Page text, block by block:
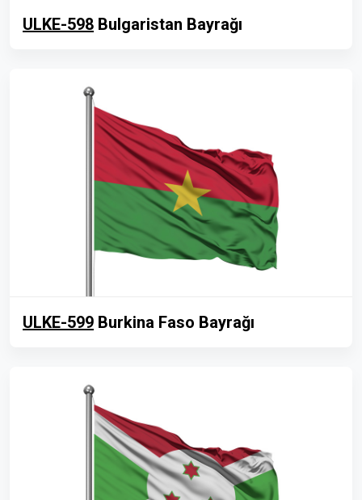
ULKE-598 Bulgaristan Bayrağı
ULKE-599 Burkina Faso Bayrağı